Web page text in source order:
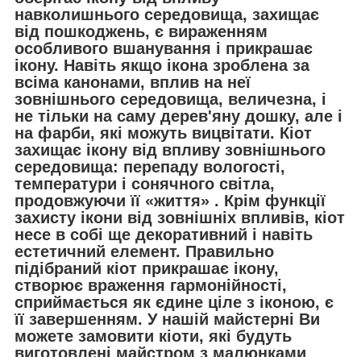
навколишнього середовища, захищає
від пошкоджень, є вираженням
особливого вшанування і прикрашає
ікону. Навіть якщо ікона зроблена за
всіма канонами, вплив на неї
зовнішнього середовища, величезна, і
не тільки на саму дерев'яну дошку, але і
на фарби, які можуть вицвітати. Кіот
захищає ікону від впливу зовнішнього
середовища: перепаду вологості,
температури і сонячного світла,
продовжуючи її «життя» . Крім функції
захисту ікони від зовнішніх впливів, кіот
несе в собі ще декоративний і навіть
естетичний елемент. Правильно
підібраний кіот прикрашає ікону,
створює враження гармонійності,
сприймається як єдине ціле з іконою, є
її завершенням. У нашій майстерні Ви
можете замовити кіоти, які будуть
виготовлені майстром з малюнками